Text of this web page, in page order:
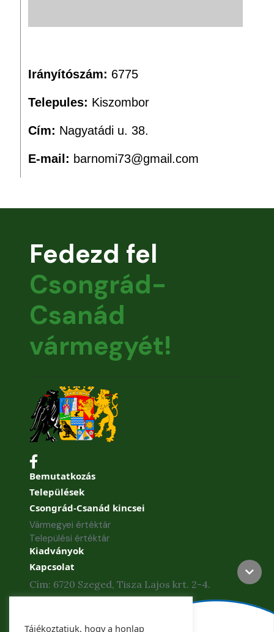
Irányítószám: 6775
Telepules: Kiszombor
Cím: Nagyatádi u. 38.
E-mail: barnomi73@gmail.com
Fedezd fel
Csongrád-
Csanád
vármegyét!
Bemutatkozás
Települések
Csongrád-Csanád kincsei
Vármegyei értéktár
Települési értéktár
Kiadványok
Kapcsolat
Cím: 6720 Szeged, Tisza Lajos krt. 2-4.
Tájékoztatjuk, hogy a honlap